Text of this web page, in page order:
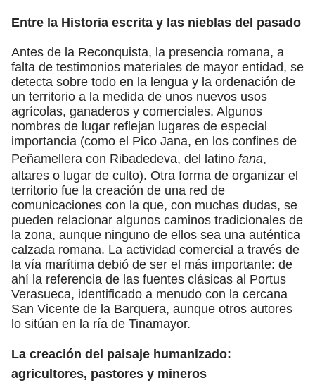
Entre la Historia escrita y las nieblas del pasado
Antes de la Reconquista, la presencia romana, a
falta de testimonios materiales de mayor entidad, se
detecta sobre todo en la lengua y la ordenación de
un territorio a la medida de unos nuevos usos
agrícolas, ganaderos y comerciales. Algunos
nombres de lugar reflejan lugares de especial
importancia (como el Pico Jana, en los confines de
Peñamellera con Ribadedeva, del latino fana,
altares o lugar de culto). Otra forma de organizar el
territorio fue la creación de una red de
comunicaciones con la que, con muchas dudas, se
pueden relacionar algunos caminos tradicionales de
la zona, aunque ninguno de ellos sea una auténtica
calzada romana. La actividad comercial a través de
la vía marítima debió de ser el más importante: de
ahí la referencia de las fuentes clásicas al Portus
Verasueca, identificado a menudo con la cercana
San Vicente de la Barquera, aunque otros autores
lo sitúan en la ría de Tinamayor.
La creación del paisaje humanizado:
agricultores, pastores y mineros